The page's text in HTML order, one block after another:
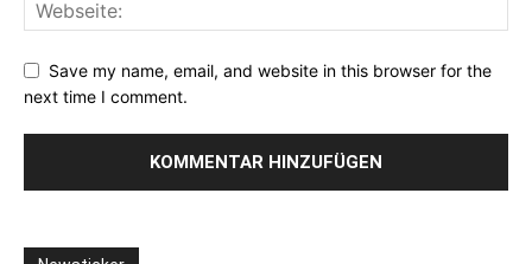
Save my name, email, and website in this browser for the
next time I comment.